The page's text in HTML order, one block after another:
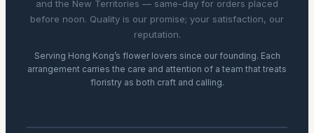
and the New Territories — same-day for orders placed
before noon. Quality is our promise; your satisfaction, our
reputation.
Serving Hong Kong’s flower lovers since our founding. Each
arrangement carries the care and attention of a team that treats
floristry as both craft and calling.